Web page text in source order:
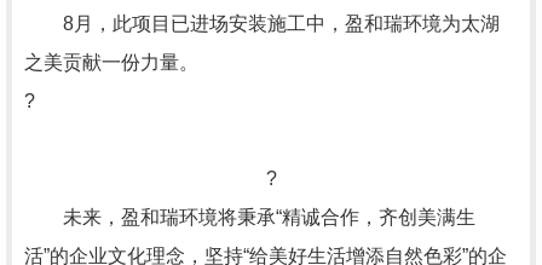
8月，此项目已进场安装施工中，盈和瑞环境为太湖
之美贡献一份力量。
?
?
未来，盈和瑞环境将秉承“精诚合作，齐创美满生
活”的企业文化理念，坚持“给美好生活增添自然色彩”的企